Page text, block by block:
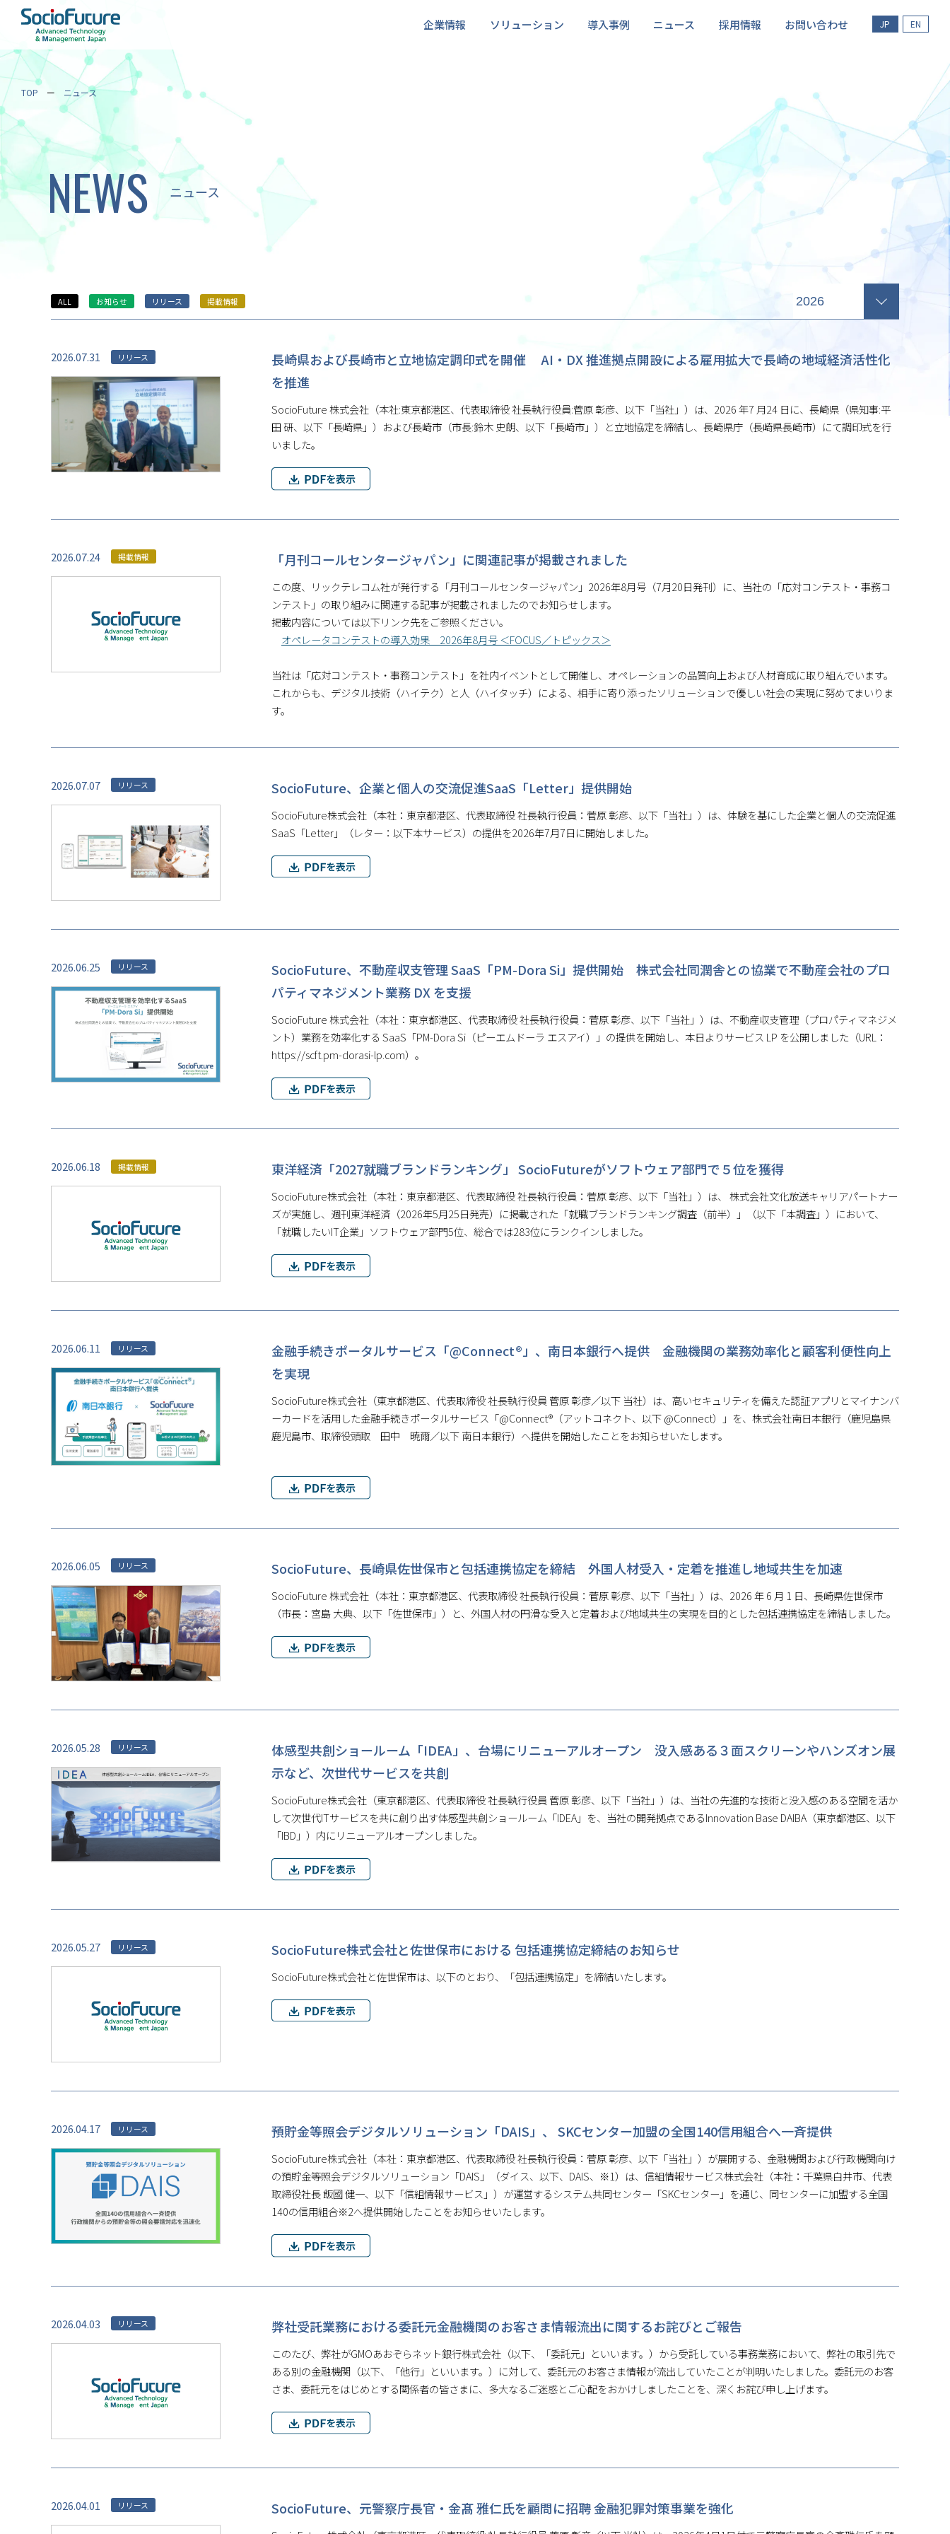
企業情報 ソリューション 導入事例 ニュース 採用情報 お問い合わせ JP EN
TOP ニュース
NEWS ニュース
ALL お知らせ リリース 掲載情報
2026.07.31 リリース
⾧崎県および⾧崎市と立地協定調印式を開催 AI・DX 推進拠点開設による雇用拡大で⾧崎の地域経済活性化
を推進
SocioFuture 株式会社（本社:東京都港区、代表取締役 社⾧執行役員:菅原 彰彦、以下「当社」）は、2026 年7 月24 日に、⾧崎県（県知事:平
田 研、以下「⾧崎県」）および⾧崎市（市⾧:鈴木 史朗、以下「⾧崎市」）と立地協定を締結し、⾧崎県庁（⾧崎県⾧崎市）にて調印式を行
いました。
2026.07.24 掲載情報 「月刊コールセンタージャパン」に関連記事が掲載されました
この度、リックテレコム社が発行する「月刊コールセンタージャパン」2026年8月号（7月20日発刊）に、当社の「応対コンテスト・事務コ
ンテスト」の取り組みに関連する記事が掲載されましたのでお知らせします。
掲載内容については以下リンク先をご参照ください。
オペレータコンテストの導入効果 2026年8月号 ＜FOCUS／トピックス＞
当社は「応対コンテスト・事務コンテスト」を社内イベントとして開催し、オペレーションの品質向上および人材育成に取り組んでいます。
これからも、デジタル技術（ハイテク）と人（ハイタッチ）による、相手に寄り添ったソリューションで優しい社会の実現に努めてまいりま
す。
2026.07.07 リリース SocioFuture、企業と個人の交流促進SaaS「Letter」提供開始
SocioFuture株式会社（本社：東京都港区、代表取締役 社長執行役員：菅原 彰彦、以下「当社」）は、体験を基にした企業と個人の交流促進
SaaS「Letter」（レター：以下本サービス）の提供を2026年7月7日に開始しました。
2026.06.25 リリース
SocioFuture、不動産収⽀管理 SaaS「PM-Dora Si」提供開始 株式会社同潤舎との協業で不動産会社のプロ
パティマネジメント業務 DX を支援
SocioFuture 株式会社（本社：東京都港区、代表取締役 社⻑執⾏役員：菅原 彰彦、以下「当社」）は、不動産収支管理（プロパティマネジメ
ント）業務を効率化する SaaS「PM-Dora Si（ピーエムドーラ エスアイ）」の提供を開始し、本日よりサービス LP を公開しました（URL：
https://scft.pm-dorasi-lp.com）。
2026.06.18 掲載情報 東洋経済「2027就職ブランドランキング」 SocioFutureがソフトウェア部門で５位を獲得
SocioFuture株式会社（本社：東京都港区、代表取締役 社長執行役員：菅原 彰彦、以下「当社」）は、 株式会社文化放送キャリアパートナー
ズが実施し、週刊東洋経済（2026年5月25日発売）に掲載された「就職ブランドランキング調査（前半）」（以下「本調査」）において、
「就職したいIT企業」ソフトウェア部門5位、総合では283位にランクインしました。
2026.06.11 リリース
金融手続きポータルサービス「@Connect®」、南日本銀行へ提供 金融機関の業務効率化と顧客利便性向上
を実現
SocioFuture株式会社（東京都港区、代表取締役 社長執行役員 菅原 彰彦／以下 当社）は、高いセキュリティを備えた認証アプリとマイナンバ
ーカードを活用した金融手続きポータルサービス「@Connect®（アットコネクト、以下 @Connect）」を、株式会社南日本銀行（鹿児島県
鹿児島市、取締役頭取 田中 暁爾／以下 南日本銀行）へ提供を開始したことをお知らせいたします。
2026.06.05 リリース SocioFuture、長崎県佐世保市と包括連携協定を締結 外国人材受入・定着を推進し地域共生を加速
SocioFuture 株式会社（本社：東京都港区、代表取締役 社長執行役員：菅原 彰彦、以下「当社」）は、2026 年 6 月 1 日、長崎県佐世保市
（市長：宮島 大典、以下「佐世保市」）と、外国人材の円滑な受入と定着および地域共生の実現を目的とした包括連携協定を締結しました。
2026.05.28 リリース
体感型共創ショールーム「IDEA」、台場にリニューアルオープン 没入感ある３面スクリーンやハンズオン展
示など、次世代サービスを共創
SocioFuture株式会社（東京都港区、代表取締役 社長執行役員 菅原 彰彦、以下「当社」）は、当社の先進的な技術と没入感のある空間を活か
して次世代ITサービスを共に創り出す体感型共創ショールーム「IDEA」を、当社の開発拠点であるInnovation Base DAIBA（東京都港区、以下
「IBD」）内にリニューアルオープンしました。
2026.05.27 リリース SocioFuture株式会社と佐世保市における 包括連携協定締結のお知らせ
SocioFuture株式会社と佐世保市は、以下のとおり、「包括連携協定」を締結いたします。
2026.04.17 リリース 預貯金等照会デジタルソリューション「DAIS」、 SKCセンター加盟の全国140信用組合へ一斉提供
SocioFuture株式会社（本社：東京都港区、代表取締役 社長執行役員：菅原 彰彦、以下「当社」）が展開する、金融機関および行政機関向け
の預貯金等照会デジタルソリューション「DAIS」（ダイス、以下、DAIS、※1）は、信組情報サービス株式会社（本社：千葉県白井市、代表
取締役社長 飯國 健一、以下「信組情報サービス」）が運営するシステム共同センター「SKCセンター」を通じ、同センターに加盟する全国
140の信用組合※2へ提供開始したことをお知らせいたします。
2026.04.03 リリース 弊社受託業務における委託元金融機関のお客さま情報流出に関するお詫びとご報告
このたび、弊社がGMOあおぞらネット銀行株式会社（以下、「委託元」といいます。）から受託している事務業務において、弊社の取引先で
ある別の金融機関（以下、「他行」といいます。）に対して、委託元のお客さま情報が流出していたことが判明いたしました。委託元のお客
さま、委託元をはじめとする関係者の皆さまに、多大なるご迷惑とご心配をおかけしましたことを、深くお詫び申し上げます。
2026.04.01 リリース SocioFuture、元警察庁長官・金髙 雅仁氏を顧問に招聘 金融犯罪対策事業を強化